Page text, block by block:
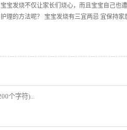
宝宝发烧不仅让家长们烧心，而且宝宝自己也
护理的方法呢？ 宝宝发烧有三宜两忌 宜保持家